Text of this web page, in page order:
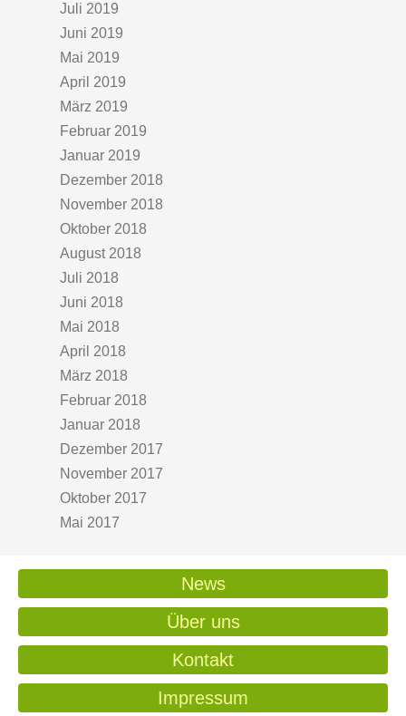
Juli 2019
Juni 2019
Mai 2019
April 2019
März 2019
Februar 2019
Januar 2019
Dezember 2018
November 2018
Oktober 2018
August 2018
Juli 2018
Juni 2018
Mai 2018
April 2018
März 2018
Februar 2018
Januar 2018
Dezember 2017
November 2017
Oktober 2017
Mai 2017
News
Über uns
Kontakt
Impressum